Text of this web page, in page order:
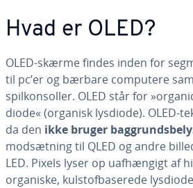
Hvad er OLED?
OLED-skærme findes inden for
til pc’er og bærbare computere
spil­kon­sol­ler. OLED står for
diode« (organisk lysdiode). OLED-
da den ikke bruger
mod­sæt­ning til QLED og andre
LED. Pixels lyser op uaf­hæn­gigt af
organiske, kul­stof­ba­se­re­de